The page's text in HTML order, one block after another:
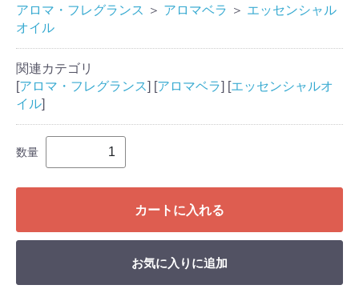
アロマ・フレグランス ＞ アロマベラ ＞ エッセンシャル
オイル
関連カテゴリ
[アロマ・フレグランス] [アロマベラ] [エッセンシャルオ
イル]
数量
カートに入れる
お気に入りに追加